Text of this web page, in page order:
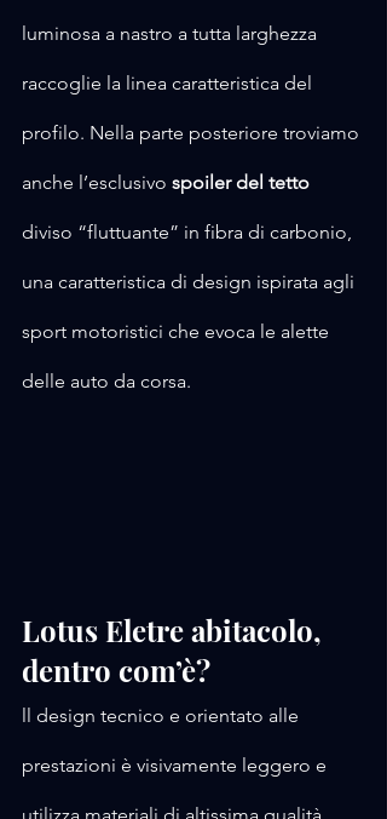
luminosa a nastro a tutta larghezza
raccoglie la linea caratteristica del
profilo. Nella parte posteriore troviamo
anche l’esclusivo spoiler del tetto
diviso “fluttuante” in fibra di carbonio,
una caratteristica di design ispirata agli
sport motoristici che evoca le alette
delle auto da corsa.
Lotus Eletre abitacolo,
dentro com’è?
ll design tecnico e orientato alle
prestazioni è visivamente leggero e